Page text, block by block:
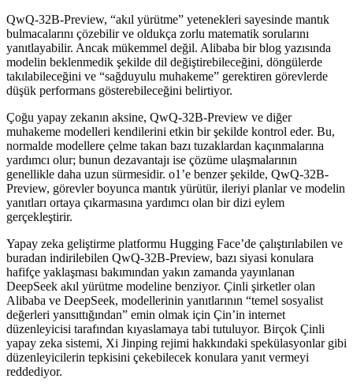
QwQ-32B-Preview, “akıl yürütme” yetenekleri sayesinde mantık
bulmacalarını çözebilir ve oldukça zorlu matematik sorularını
yanıtlayabilir. Ancak mükemmel değil. Alibaba bir blog yazısında
modelin beklenmedik şekilde dil değiştirebileceğini, döngülerde
takılabileceğini ve “sağduyulu muhakeme” gerektiren görevlerde
düşük performans gösterebileceğini belirtiyor.
Çoğu yapay zekanın aksine, QwQ-32B-Preview ve diğer
muhakeme modelleri kendilerini etkin bir şekilde kontrol eder. Bu,
normalde modellere çelme takan bazı tuzaklardan kaçınmalarına
yardımcı olur; bunun dezavantajı ise çözüme ulaşmalarının
genellikle daha uzun sürmesidir. o1’e benzer şekilde, QwQ-32B-
Preview, görevler boyunca mantık yürütür, ileriyi planlar ve modelin
yanıtları ortaya çıkarmasına yardımcı olan bir dizi eylem
gerçekleştirir.
Yapay zeka geliştirme platformu Hugging Face’de çalıştırılabilen ve
buradan indirilebilen QwQ-32B-Preview, bazı siyasi konulara
hafifçe yaklaşması bakımından yakın zamanda yayınlanan
DeepSeek akıl yürütme modeline benziyor. Çinli şirketler olan
Alibaba ve DeepSeek, modellerinin yanıtlarının “temel sosyalist
değerleri yansıttığından” emin olmak için Çin’in internet
düzenleyicisi tarafından kıyaslamaya tabi tutuluyor. Birçok Çinli
yapay zeka sistemi, Xi Jinping rejimi hakkındaki spekülasyonlar gibi
düzenleyicilerin tepkisini çekebilecek konulara yanıt vermeyi
reddediyor.